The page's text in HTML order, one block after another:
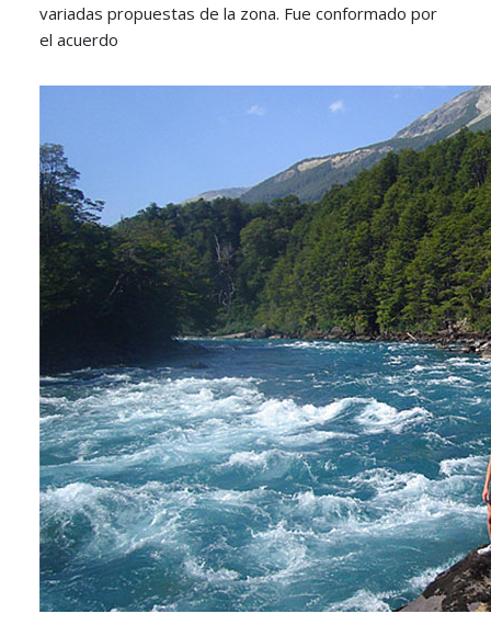
variadas propuestas de la zona. Fue conformado por
el acuerdo